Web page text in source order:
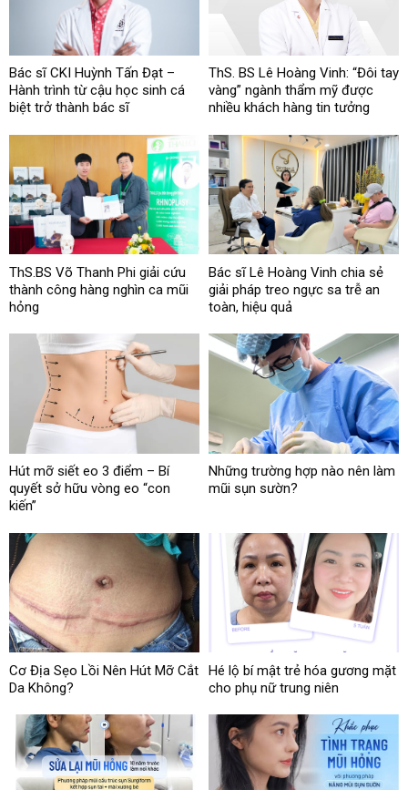
Bác sĩ CKI Huỳnh Tấn Đạt –
Hành trình từ cậu học sinh cá
biệt trở thành bác sĩ
ThS. BS Lê Hoàng Vinh: “Đôi tay
vàng” ngành thẩm mỹ được
nhiều khách hàng tin tưởng
ThS.BS Võ Thanh Phi giải cứu
thành công hàng nghìn ca mũi
hỏng
Bác sĩ Lê Hoàng Vinh chia sẻ
giải pháp treo ngực sa trễ an
toàn, hiệu quả
Hút mỡ siết eo 3 điểm – Bí
quyết sở hữu vòng eo “con
kiến”
Những trường hợp nào nên làm
mũi sụn sườn?
Cơ Địa Sẹo Lồi Nên Hút Mỡ Cắt
Da Không?
Hé lộ bí mật trẻ hóa gương mặt
cho phụ nữ trung niên